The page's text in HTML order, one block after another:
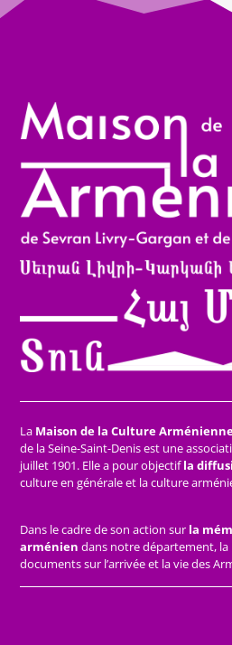
La Maison de la Culture
de la Seine-Saint-Denis est une
juillet 1901. Elle a pour objectifla
culture en générale et la culture
Dans le cadre de son action sur la
arménien dans notre département, la
documents sur l’arrivée et la vie des